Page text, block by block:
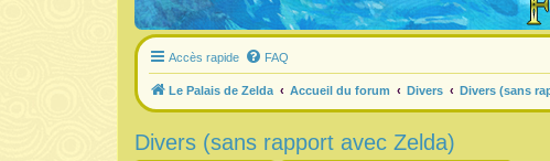
Accès rapide FAQ
Le Palais de Zelda Accueil du forum Divers Divers (sans
Divers (sans rapport avec Zelda)